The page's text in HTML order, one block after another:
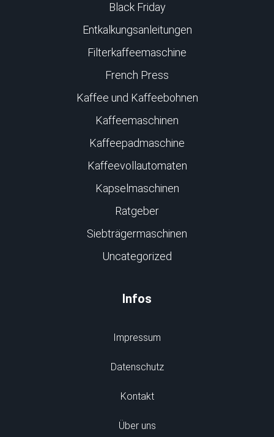
Black Friday
Entkalkungsanleitungen
Filterkaffeemaschine
French Press
Kaffee und Kaffeebohnen
Kaffeemaschinen
Kaffeepadmaschine
Kaffeevollautomaten
Kapselmaschinen
Ratgeber
Siebträgermaschinen
Uncategorized
Infos
Impressum
Datenschutz
Kontakt
Über uns